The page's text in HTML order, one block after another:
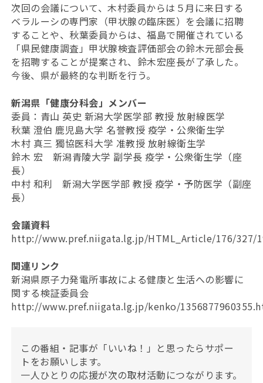
次回の会議について、木村委員からは５月に来日する
ベラルーシの専門家（甲状腺の臨床医）を会議に招聘
することや、秋葉委員からは、福島で開催されている
「県民健康調査」甲状腺検査評価部会の鈴木元部会長
を招聘することが提案され、鈴木宏座長が了承した。
今後、県が最終的な判断を行う。
新潟県「健康分科会」メンバー
委員：青山 英史 新潟大学医学部 教授 放射線医学
秋葉 澄伯 鹿児島大学 名誉教授 疫学・公衆衛生学
木村 真三 獨協医科大学 准教授 放射線衛生学
鈴木 宏 新潟青陵大学 副学長 疫学・公衆衛生学（座
長）
中村 和利 新潟大学医学部 教授 疫学・予防医学（副座
長）
会議資料
http://www.pref.niigata.lg.jp/HTML_Article/176/327/
関連リンク
新潟県原子力発電所事故による健康と生活への影響に
関する検証委員会
http://www.pref.niigata.lg.jp/kenko/
この番組・記事が「いいね！」と思ったらサポー
トをお願いします。
一人ひとりの応援が次の取材活動につながります。